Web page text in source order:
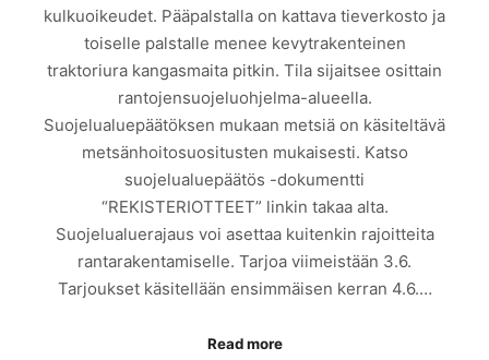
kulkuoikeudet. Pääpalstalla on kattava tieverkosto ja
toiselle palstalle menee kevytrakenteinen
traktoriura kangasmaita pitkin. Tila sijaitsee osittain
rantojensuojeluohjelma-alueella.
Suojelualuepäätöksen mukaan metsiä on käsiteltävä
metsänhoitosuositusten mukaisesti. Katso
suojelualuepäätös -dokumentti
“REKISTERIOTTEET” linkin takaa alta.
Suojelualuerajaus voi asettaa kuitenkin rajoitteita
rantarakentamiselle. Tarjoa viimeistään 3.6.
Tarjoukset käsitellään ensimmäisen kerran 4.6.…
Read more